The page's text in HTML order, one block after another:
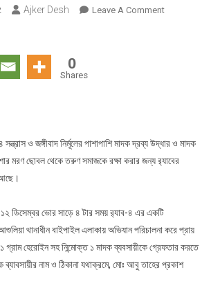
Ajker Desh Leave A CommentOn
গ্রেফতার
0
Shares
ও জঙ্গীবাদ নির্মূলের পাশাপাশি মাদক দ্রব্য উদ্ধার ও মাদক
মরণ ছোবল থেকে তরুণ সমাজকে রক্ষা করার জন্য র‌্যাবের
১২ ডিসেম্বর ভোর সাড়ে ৪ টার সময় র‌্যাব-৪ এর একটি
থানাধীন বাইপাইল এলাকায় অভিযান পরিচালনা করে প্রায়
গ্রাম হেরোইন সহ নিন্মোক্ত ১ মাদক ব্যবসায়ীকে গ্রেফতার করতে
নাম ও ঠিকানা যথাক্রমে, মোঃ আবু তাহের প্রকাশ